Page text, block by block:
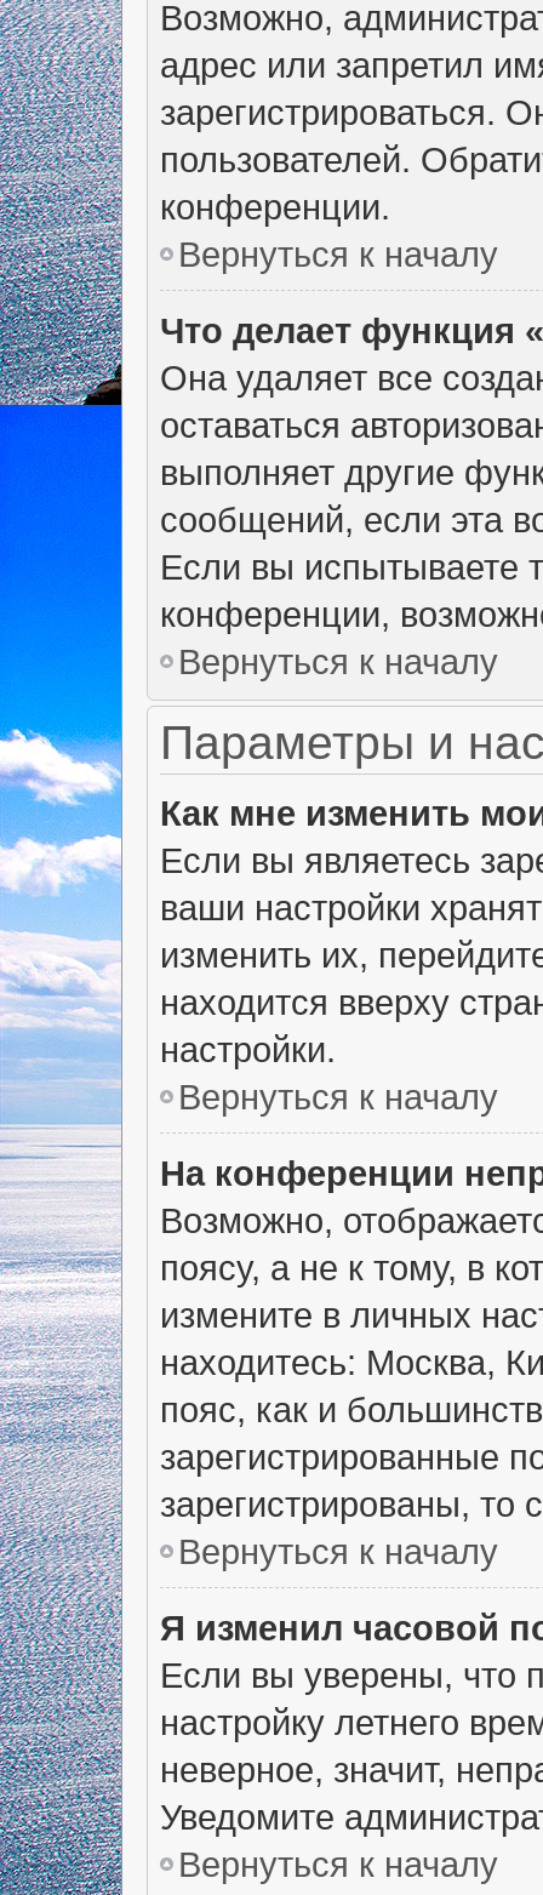
Возможно,
адрес или запретил
зарегистрироваться.
пользователей.
конференции.
Вернуться к началу
Что делает функция
Она удаляет все
оставаться
выполняет другие
сообщений, если эта
Если вы испытываете
конференции,
Вернуться к началу
Параметры и
Как мне изменить
Если вы являетесь
ваши настройки
изменить их,
находится вверху
настройки.
Вернуться к началу
На конференции
Возможно,
поясу, а не к тому, в
измените в личных
находитесь: Москва,
пояс, как и
зарегистрированные
зарегистрированы, то
Вернуться к началу
Я изменил часовой
Если вы уверены, что
настройку летнего
неверное, значит,
Уведомите
Вернуться к началу